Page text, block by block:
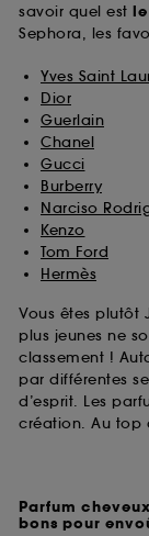
savoir quel est le
Sephora, les
Yves Saint
Dior
Guerlain
Chanel
Gucci
Burberry
Narciso
Kenzo
Tom Ford
Hermès
Vous êtes plutôt
plus jeunes ne
classement !
par différentes
d’esprit. Les
création. Au top
Parfum
bons pour